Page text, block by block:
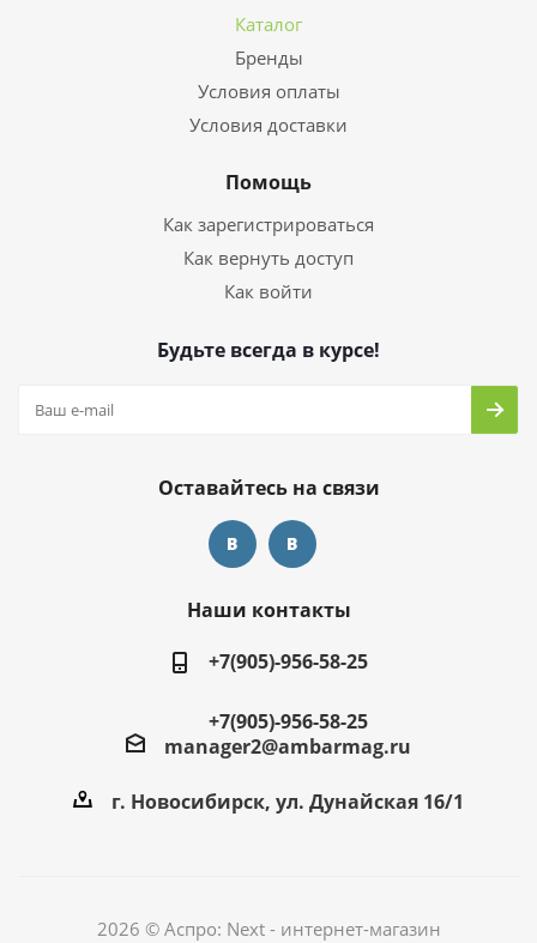
Каталог
Бренды
Условия оплаты
Условия доставки
Помощь
Как зарегистрироваться
Как вернуть доступ
Как войти
Будьте всегда в курсе!
Оставайтесь на связи
Наши контакты
+7(905)-956-58-25
+7(905)-956-58-25
manager2@ambarmag.ru
г. Новосибирск, ул. Дунайская 16/1
2026 © Аспро: Next - интернет-магазин